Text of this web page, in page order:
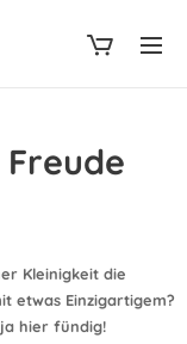
Kleinigkeit die
etwas Einzigartigem?
hier fündig!